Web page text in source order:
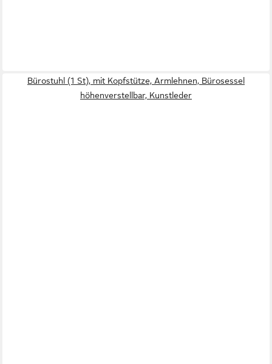
Bürostuhl (1 St), mit Kopfstütze, Armlehnen, Bürosessel
höhenverstellbar, Kunstleder